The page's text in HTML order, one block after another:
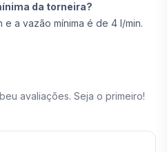
da torneira?
e a vazão mínima é de 4 l/min.
avaliações. Seja o primeiro!